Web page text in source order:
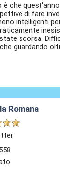
è che
di fare
intelligenti
scorsa.
guardando
Romana